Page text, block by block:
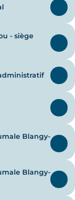
- siège
Blangy-
Blangy-